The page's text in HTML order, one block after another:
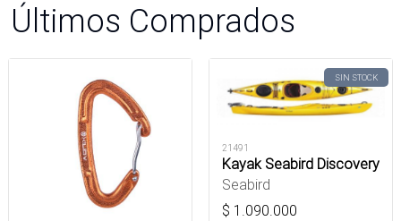
Últimos Comprados
SIN STOCK
21491
Kayak Seabird Discovery
Seabird
$ 1.090.000